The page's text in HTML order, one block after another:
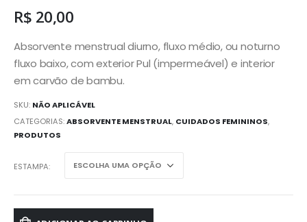
R$ 20,00
Absorvente menstrual diurno, fluxo médio, ou noturno
fluxo baixo, com exterior Pul (impermeável) e interior
em carvão de bambu.
SKU: NÃO APLICÁVEL
CATEGORIAS:ABSORVENTE MENSTRUAL, CUIDADOS FEMININOS,
PRODUTOS
ESTAMPA